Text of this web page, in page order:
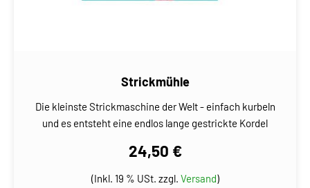
Strickmühle
Die kleinste Strickmaschine der Welt - einfach kurbeln
und es entsteht eine endlos lange gestrickte Kordel
24,50 €
(Inkl. 19 % USt. zzgl. Versand)